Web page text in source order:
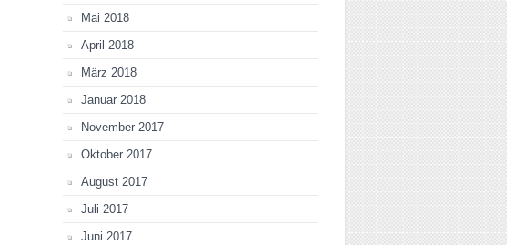
Mai 2018
April 2018
März 2018
Januar 2018
November 2017
Oktober 2017
August 2017
Juli 2017
Juni 2017